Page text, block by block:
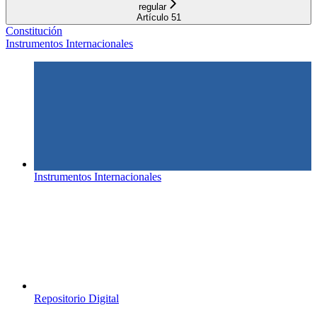
regular
Artículo 51
Constitución
Instrumentos Internacionales
Instrumentos Internacionales
Repositorio Digital